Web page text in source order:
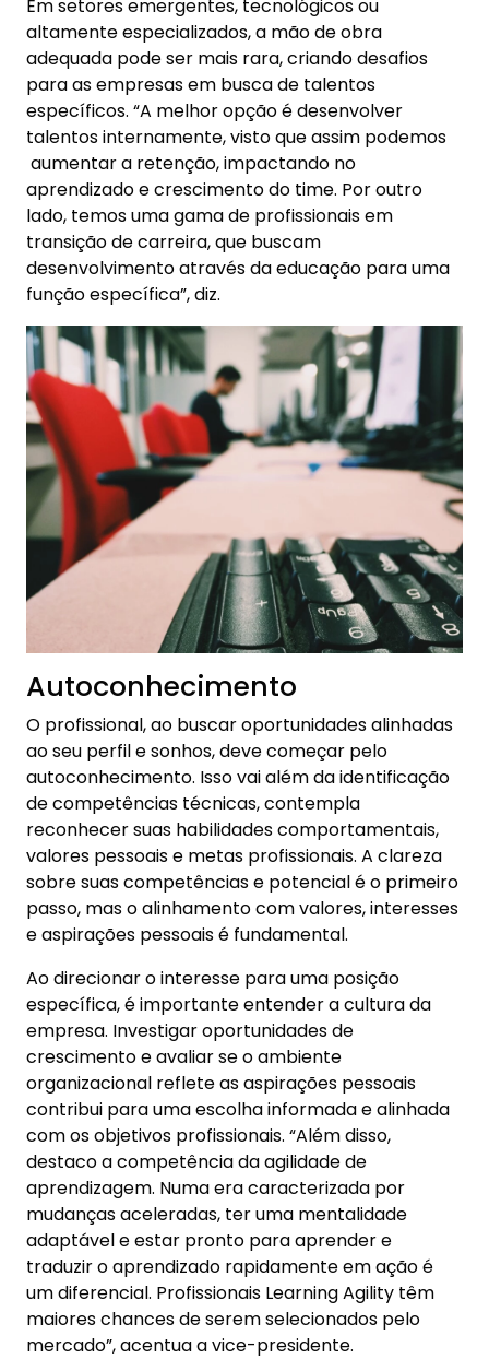
Em setores emergentes, tecnológicos ou
altamente especializados, a mão de obra
adequada pode ser mais rara, criando desafios
para as empresas em busca de talentos
específicos. “A melhor opção é desenvolver
talentos internamente, visto que assim podemos
aumentar a retenção, impactando no
aprendizado e crescimento do time. Por outro
lado, temos uma gama de profissionais em
transição de carreira, que buscam
desenvolvimento através da educação para uma
função específica”, diz.
Autoconhecimento
O profissional, ao buscar oportunidades alinhadas
ao seu perfil e sonhos, deve começar pelo
autoconhecimento. Isso vai além da identificação
de competências técnicas, contempla
reconhecer suas habilidades comportamentais,
valores pessoais e metas profissionais. A clareza
sobre suas competências e potencial é o primeiro
passo, mas o alinhamento com valores, interesses
e aspirações pessoais é fundamental.
Ao direcionar o interesse para uma posição
específica, é importante entender a cultura da
empresa. Investigar oportunidades de
crescimento e avaliar se o ambiente
organizacional reflete as aspirações pessoais
contribui para uma escolha informada e alinhada
com os objetivos profissionais. “Além disso,
destaco a competência da agilidade de
aprendizagem. Numa era caracterizada por
mudanças aceleradas, ter uma mentalidade
adaptável e estar pronto para aprender e
traduzir o aprendizado rapidamente em ação é
um diferencial. Profissionais Learning Agility têm
maiores chances de serem selecionados pelo
mercado”, acentua a vice-presidente.